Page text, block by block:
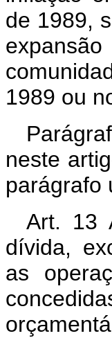
de 1989,
1989 ou
neste
parágrafo
Art. 13
dívida,
as